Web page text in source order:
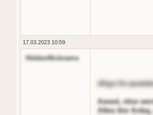
17.03.2023 10:59
HiddenNickname
dttgs://
Aooot, nlso
Alles tlnr